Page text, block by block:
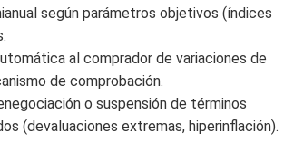
según parámetros objetivos (índices
al comprador de variaciones de
de comprobación.
o suspensión de términos
(devaluaciones extremas, hiperinflación).